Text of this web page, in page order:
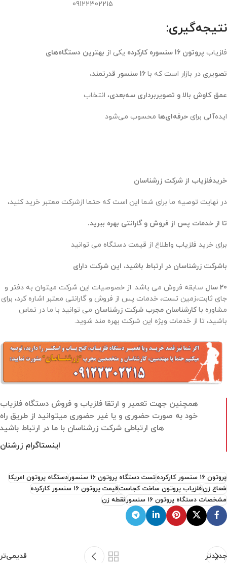
09122302215
نتیجه‌گیری:
فلزیاب پروتون 16 سنسوره کارکرده یکی از بهترین دستگاه‌های
تصویری در بازار است که با 16 سنسور قدرتمند،
عمق کاوش بالا و تصویربرداری سه‌بعدی، انتخاب
ایده‌آلی برای حرفه‌ای‌ها محسوب می‌شود
خریدفلزیاب از شرکت زرشناسان
در نهایت توصیه ما برای شما این است که حتما ازشرکت معتبر خرید کنید،
تا از خدمات پس از فروش و گارانتی بهره ببرید.
برای خرید فلزیاب واطلاع از قیمت دستگاه می توانید
باشرکت زرشناسان در ارتباط باشید، این شرکت دارای
20 سال
سابقه فروش می باشد. از خصوصیات این شرکت میتوان به دفتر و
جای ثابت،زمین تست، خدمات پس از فروش و گارانتی معتبر اشاره کرد، برای
مشاوره باکارشناسان مجرب شرکت زرشناسان می توانید با ما در تماس
باشید، تا از خدمات ویژه این شرکت بهره مند شوید.
همچنین جهت تعمیر و ارتقا فلزیاب و فروش دستگاه فلزیاب
خود به صورت حضوری و یا غیر حضوری میتوانید از طریق راه
های ارتباطی شرکت زرشناسان با ما در ارتباط باشید
اینستاگرام زرشنان
پروتون ۱۶ سنسور کارکرده تست دستگاه پروتون ۱۶ سنسور
دستگاه پروتون امریکا
شعاع زنفلزیاب پروتون ساخت کجاستقیمت پروتون ۱۶ سنسور کارکرده
مشخصات دستگاه پروتون ۱۶ سنسور
نقطه زن
جدیدتر قدیمی‌تر